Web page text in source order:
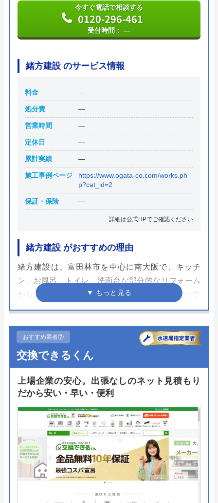
今すぐ電話で相談する
0120-296-461
受付時間： ―
緒方建設 のサービス情報
料金 ―
処分費 ―
営業時間 ―
定休日 ―
累計実績 ―
施工事例ページ
https://www.ogata-co.com/works.ph
p?cat_id=2
保証・保険 ―
詳細は公式HPでご確認ください
緒方建設 がおすすめの理由
緒方建設は、富田林市を中心に南大阪で、キッチ
ン、お風呂、トイレ、洗面台な部分的なリフォーム
から、屋根や外壁の大規模な改装まで幅広く行って
います。
トイレリフォームにおいては、「もっと節水した
い」「お年寄りでも使いやすいようにしたい」とい
った悩みを解決するために、最新の技術やデザイン
を取り入れた施工を行います。
の変化に合わせた提案をします。設計から資金の計
画まで相談にのってもらえるので安心です。
公式サイトで
料金詳細を見る
おすすめ業者⑦
交換できるくん
上場企業の安心。出張なしのネット見積もり
だから安い・早い・便利